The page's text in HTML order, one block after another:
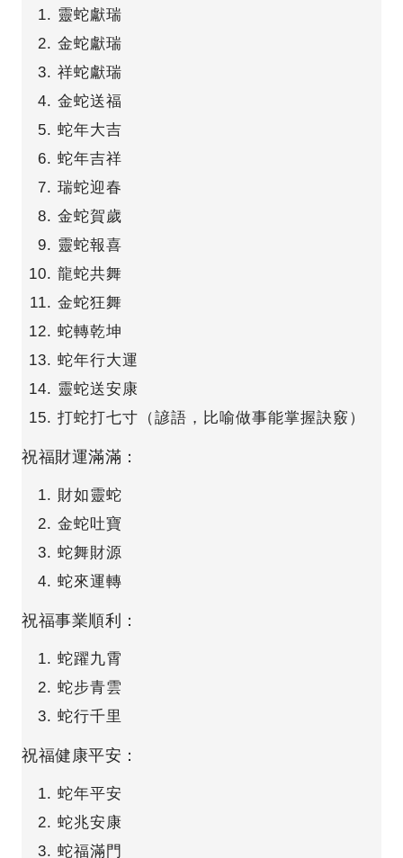
靈蛇獻瑞
金蛇獻瑞
祥蛇獻瑞
金蛇送福
蛇年大吉
蛇年吉祥
瑞蛇迎春
金蛇賀歲
靈蛇報喜
龍蛇共舞
金蛇狂舞
蛇轉乾坤
蛇年行大運
靈蛇送安康
打蛇打七寸（諺語，比喻做事能掌握訣竅）
祝福財運滿滿：
財如靈蛇
金蛇吐寶
蛇舞財源
蛇來運轉
祝福事業順利：
蛇躍九霄
蛇步青雲
蛇行千里
祝福健康平安：
蛇年平安
蛇兆安康
蛇福滿門